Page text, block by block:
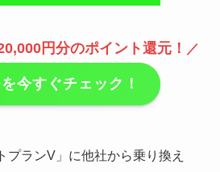
円分のポイント還元！ ／
今すぐチェック！
プランV」に他社から乗り換え